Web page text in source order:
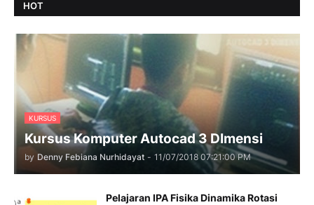
HOT
KURSUS
Kursus Komputer Autocad 3 DImensi
by Denny Febiana Nurhidayat - 11/07/2018 07:21:00 PM
Pelajaran IPA Fisika Dinamika Rotasi